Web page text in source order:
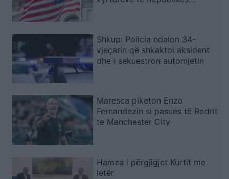
Shkup: Policia ndalon 34-
vjeçarin që shkaktoi aksident
dhe i sekuestron automjetin
Maresca piketon Enzo
Fernandezin si pasues të Rodrit
te Manchester City
Hamza i përgjigjet Kurtit me
letër